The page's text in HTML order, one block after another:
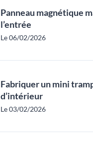
Panneau magnétique
l’entrée
Le 06/02/2026
Fabriquer un mini
d’intérieur
Le 03/02/2026